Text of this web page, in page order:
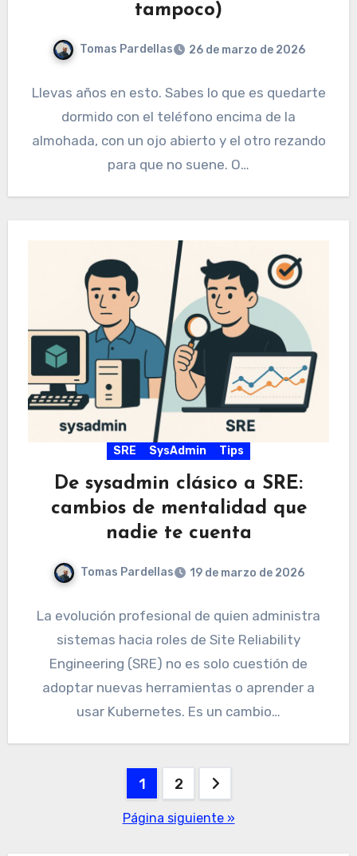
tampoco)
Tomas Pardellas 26 de marzo de 2026
Llevas años en esto. Sabes lo que es quedarte
dormido con el teléfono encima de la
almohada, con un ojo abierto y el otro rezando
para que no suene. O…
SRE SysAdmin Tips
De sysadmin clásico a SRE:
cambios de mentalidad que
nadie te cuenta
Tomas Pardellas 19 de marzo de 2026
La evolución profesional de quien administra
sistemas hacia roles de Site Reliability
Engineering (SRE) no es solo cuestión de
adoptar nuevas herramientas o aprender a
usar Kubernetes. Es un cambio…
Paginación1 2
Página siguiente »